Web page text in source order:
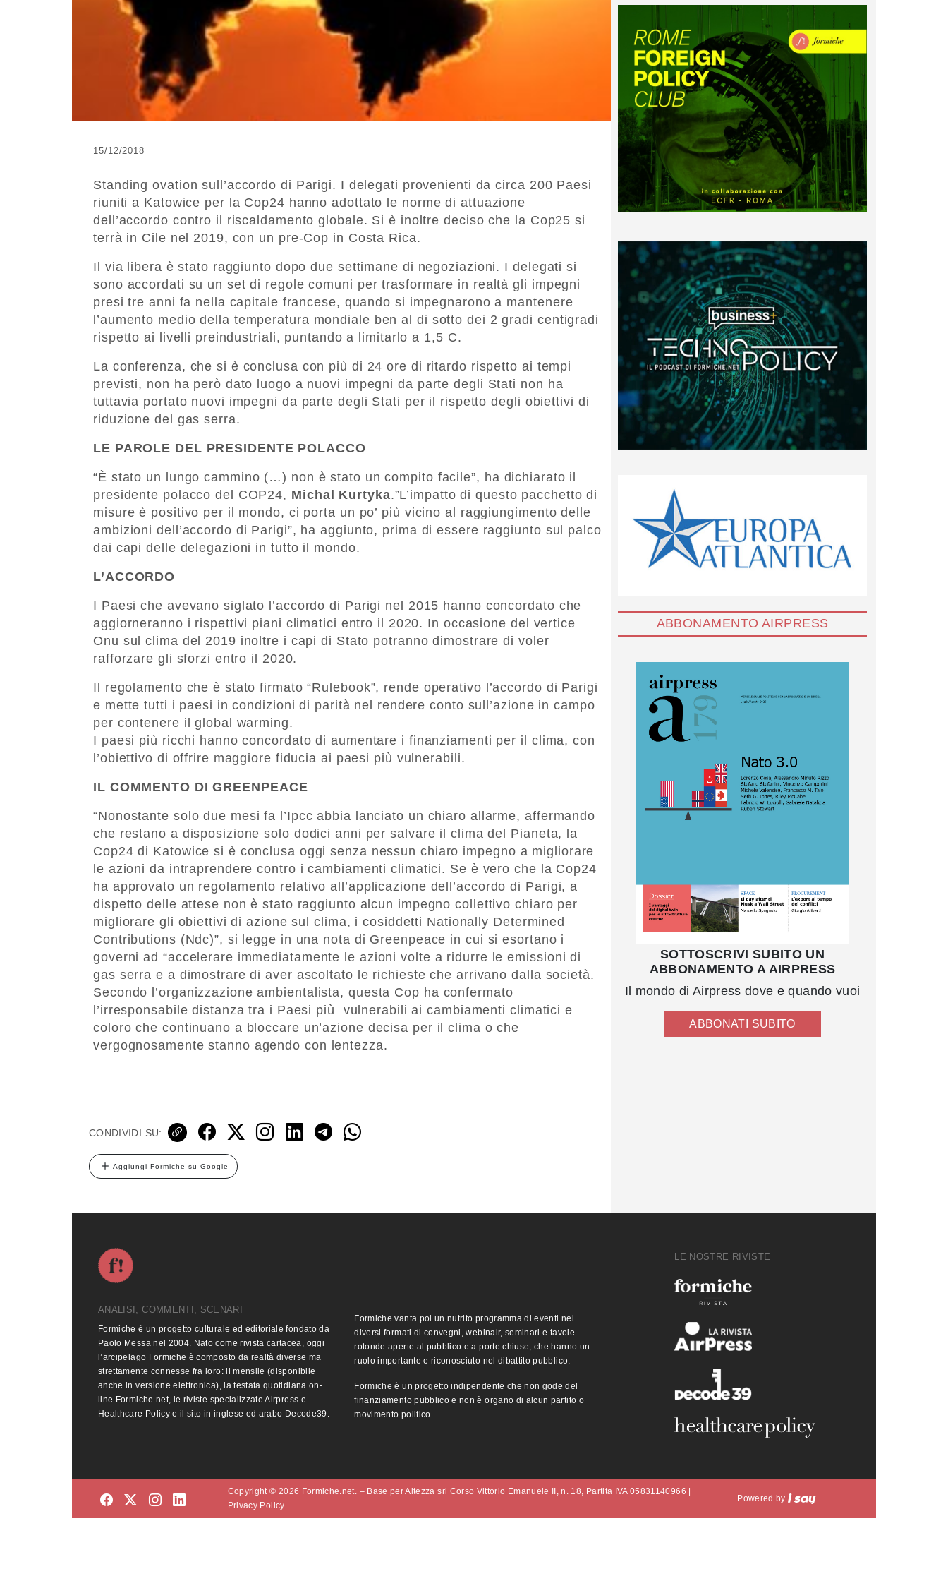
15/12/2018
Standing ovation sull’accordo di Parigi. I delegati provenienti da circa 200 Paesi
riuniti a Katowice per la Cop24 hanno adottato le norme di attuazione
dell’accordo contro il riscaldamento globale. Si è inoltre deciso che la Cop25 si
terrà in Cile nel 2019, con un pre-Cop in Costa Rica.
Il via libera è stato raggiunto dopo due settimane di negoziazioni. I delegati si
sono accordati su un set di regole comuni per trasformare in realtà gli impegni
presi tre anni fa nella capitale francese, quando si impegnarono a mantenere
l’aumento medio della temperatura mondiale ben al di sotto dei 2 gradi centigradi
rispetto ai livelli preindustriali, puntando a limitarlo a 1,5 C.
La conferenza, che si è conclusa con più di 24 ore di ritardo rispetto ai tempi
previsti, non ha però dato luogo a nuovi impegni da parte degli Stati non ha
tuttavia portato nuovi impegni da parte degli Stati per il rispetto degli obiettivi di
riduzione del gas serra.
LE PAROLE DEL PRESIDENTE POLACCO
“È stato un lungo cammino (…) non è stato un compito facile”, ha dichiarato il
presidente polacco del COP24, Michal Kurtyka.”L’impatto di questo pacchetto di
misure è positivo per il mondo, ci porta un po’ più vicino al raggiungimento delle
ambizioni dell’accordo di Parigi”, ha aggiunto, prima di essere raggiunto sul palco
dai capi delle delegazioni in tutto il mondo.
L’ACCORDO
I Paesi che avevano siglato l’accordo di Parigi nel 2015 hanno concordato che
aggiorneranno i rispettivi piani climatici entro il 2020. In occasione del vertice
Onu sul clima del 2019 inoltre i capi di Stato potranno dimostrare di voler
rafforzare gli sforzi entro il 2020.
Il regolamento che è stato firmato “Rulebook”, rende operativo l’accordo di Parigi
e mette tutti i paesi in condizioni di parità nel rendere conto sull’azione in campo
per contenere il global warming.
I paesi più ricchi hanno concordato di aumentare i finanziamenti per il clima, con
l’obiettivo di offrire maggiore fiducia ai paesi più vulnerabili.
IL COMMENTO DI GREENPEACE
“Nonostante solo due mesi fa l’Ipcc abbia lanciato un chiaro allarme, affermando
che restano a disposizione solo dodici anni per salvare il clima del Pianeta, la
Cop24 di Katowice si è conclusa oggi senza nessun chiaro impegno a migliorare
le azioni da intraprendere contro i cambiamenti climatici. Se è vero che la Cop24
ha approvato un regolamento relativo all’applicazione dell’accordo di Parigi, a
dispetto delle attese non è stato raggiunto alcun impegno collettivo chiaro per
migliorare gli obiettivi di azione sul clima, i cosiddetti Nationally Determined
Contributions (Ndc)”, si legge in una nota di Greenpeace in cui si esortano i
governi ad “accelerare immediatamente le azioni volte a ridurre le emissioni di
gas serra e a dimostrare di aver ascoltato le richieste che arrivano dalla società.
Secondo l’organizzazione ambientalista, questa Cop ha confermato
l’irresponsabile distanza tra i Paesi più vulnerabili ai cambiamenti climatici e
coloro che continuano a bloccare un’azione decisa per il clima o che
vergognosamente stanno agendo con lentezza.
CONDIVIDI SU:
Aggiungi Formiche su Google
ABBONAMENTO AIRPRESS
SOTTOSCRIVI SUBITO UN
ABBONAMENTO A AIRPRESS
Il mondo di Airpress dove e quando vuoi
ABBONATI SUBITO
ANALISI, COMMENTI, SCENARI
Formiche è un progetto culturale ed editoriale fondato da
Paolo Messa nel 2004. Nato come rivista cartacea, oggi
l’arcipelago Formiche è composto da realtà diverse ma
strettamente connesse fra loro: il mensile (disponibile
anche in versione elettronica), la testata quotidiana on-
line Formiche.net, le riviste specializzate Airpress e
Healthcare Policy e il sito in inglese ed arabo Decode39.
Formiche vanta poi un nutrito programma di eventi nei
diversi formati di convegni, webinair, seminari e tavole
rotonde aperte al pubblico e a porte chiuse, che hanno un
ruolo importante e riconosciuto nel dibattito pubblico.
Formiche è un progetto indipendente che non gode del
finanziamento pubblico e non è organo di alcun partito o
movimento politico.
LE NOSTRE RIVISTE
Copyright © 2026 Formiche.net. – Base per Altezza srl Corso Vittorio Emanuele II, n. 18, Partita IVA 05831140966 |
Privacy Policy.
Powered by